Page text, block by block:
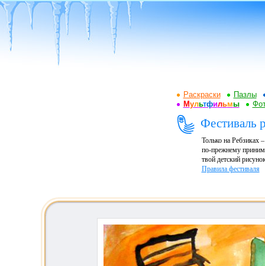
Раскраски
Пазлы
Мультфильмы
Фестиваль
Только на Ребзиках
по-прежнему
твой детский
Правила фестиваля